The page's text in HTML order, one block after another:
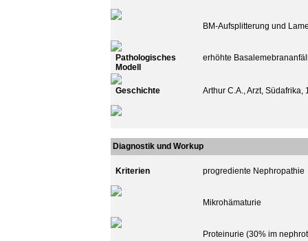
BM-Aufsplitterung und
Pathologisches
Modell
erhöhte
Geschichte Arthur C.A., Arzt, Südafrika,
Diagnostik und Workup
Kriterien progrediente Nephropathie
Mikrohämaturie
Proteinurie (30% im